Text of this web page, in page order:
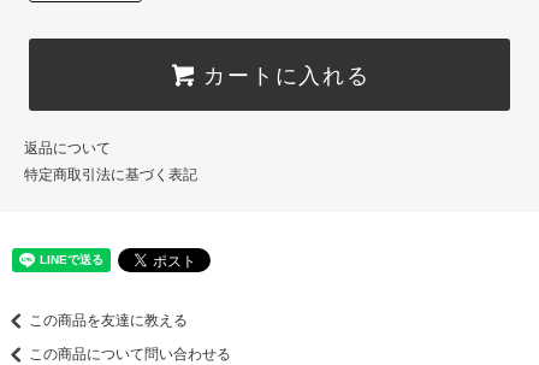
カートに入れる
返品について
特定商取引法に基づく表記
この商品を友達に教える
この商品について問い合わせる